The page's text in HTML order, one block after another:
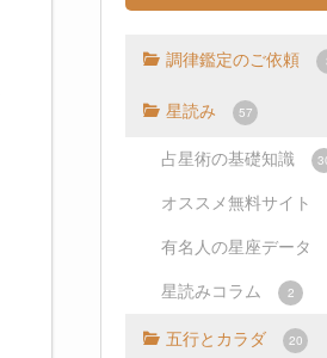
調律鑑定のご依頼
星読み 57
占星術の基礎知識
オススメ無料サイト
有名人の星座データ
星読みコラム 2
五行とカラダ 20